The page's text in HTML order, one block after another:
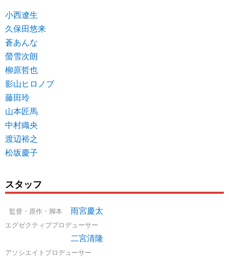
小西遼生
久保田悠来
蒼あんな
螢雪次朗
柳原哲也
影山ヒロノブ
藤田玲
山本匠馬
中村織央
渡辺裕之
松坂慶子
スタッフ
監督・原作・脚本 雨宮慶太
エグゼクティブプロデューサー
二宮清隆
アソシエイトプロデューサー